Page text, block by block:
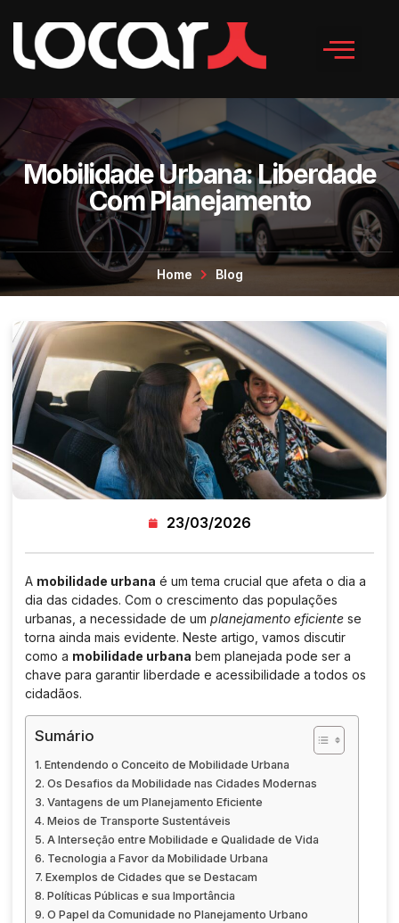
Mobilidade Urbana: Liberdade
Com Planejamento
Home Blog
23/03/2026
A mobilidade urbana é um tema crucial que afeta o dia a
dia das cidades. Com o crescimento das populações
urbanas, a necessidade de um planejamento eficiente se
torna ainda mais evidente. Neste artigo, vamos discutir
como a mobilidade urbana bem planejada pode ser a
chave para garantir liberdade e acessibilidade a todos os
cidadãos.
Sumário
Entendendo o Conceito de Mobilidade Urbana
Os Desafios da Mobilidade nas Cidades Modernas
Vantagens de um Planejamento Eficiente
Meios de Transporte Sustentáveis
A Interseção entre Mobilidade e Qualidade de Vida
Tecnologia a Favor da Mobilidade Urbana
Exemplos de Cidades que se Destacam
Políticas Públicas e sua Importância
O Papel da Comunidade no Planejamento Urbano